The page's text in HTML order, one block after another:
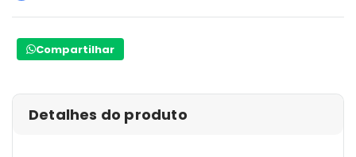
Compartilhar
Detalhes do produto